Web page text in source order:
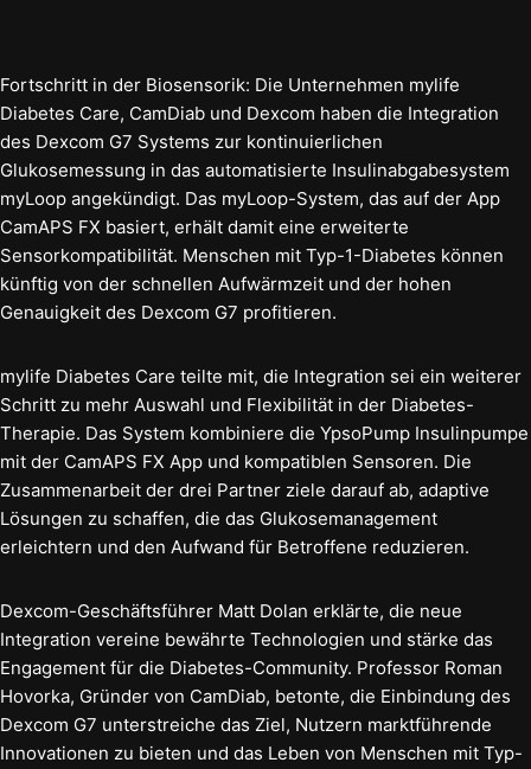
Fortschritt in der Biosensorik: Die Unternehmen mylife
Diabetes Care, CamDiab und Dexcom haben die Integration
des Dexcom G7 Systems zur kontinuierlichen
Glukosemessung in das automatisierte Insulinabgabesystem
myLoop angekündigt. Das myLoop-System, das auf der App
CamAPS FX basiert, erhält damit eine erweiterte
Sensorkompatibilität. Menschen mit Typ-1-Diabetes können
künftig von der schnellen Aufwärmzeit und der hohen
Genauigkeit des Dexcom G7 profitieren.
mylife Diabetes Care teilte mit, die Integration sei ein weiterer
Schritt zu mehr Auswahl und Flexibilität in der Diabetes-
Therapie. Das System kombiniere die YpsoPump Insulinpumpe
mit der CamAPS FX App und kompatiblen Sensoren. Die
Zusammenarbeit der drei Partner ziele darauf ab, adaptive
Lösungen zu schaffen, die das Glukosemanagement
erleichtern und den Aufwand für Betroffene reduzieren.
Dexcom-Geschäftsführer Matt Dolan erklärte, die neue
Integration vereine bewährte Technologien und stärke das
Engagement für die Diabetes-Community. Professor Roman
Hovorka, Gründer von CamDiab, betonte, die Einbindung des
Dexcom G7 unterstreiche das Ziel, Nutzern marktführende
Innovationen zu bieten und das Leben von Menschen mit Typ-